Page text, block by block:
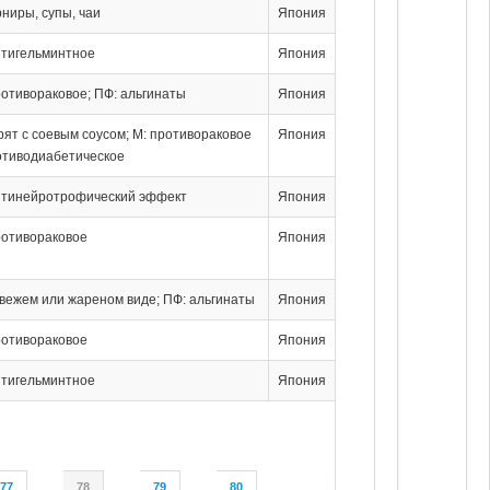
77 78 79 80
супы, чаи Япония
Япония
ПФ: альгинаты Япония
с соевым соусом; М: противораковое
Япония
эффект Япония
Япония
или жареном виде; ПФ: альгинаты Япония
Япония
Япония